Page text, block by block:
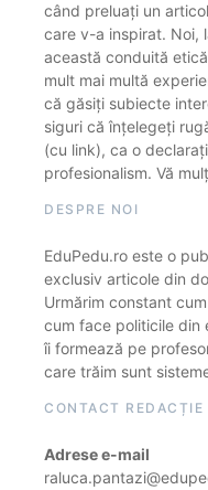
când preluați un
care v-a inspirat. Noi,
această conduită
mult mai multă
că găsiți subiecte
siguri că înțelegeți
(cu link), ca o
profesionalism. Vă
DESPRE NOI
EduPedu.ro este o
exclusiv articole din
Urmărim constant
cum face politicile din
îi formează pe
care trăim sunt
CONTACT REDACȚIE
Adrese e-mail